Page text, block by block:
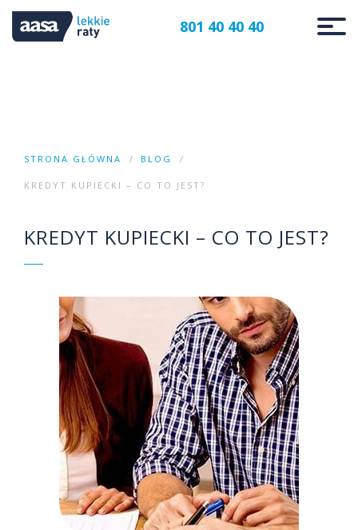
801 40 40 40
STRONA GŁÓWNA BLOG
KREDYT KUPIECKI – CO TO JEST?
KREDYT KUPIECKI – CO TO JEST?